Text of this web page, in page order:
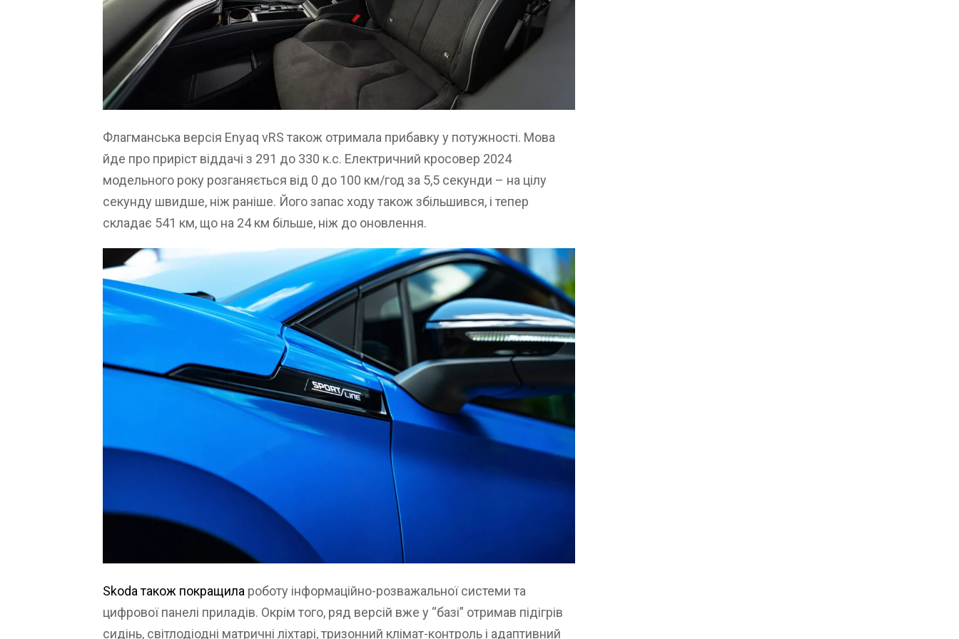
Флагманська версія Enyaq vRS також отримала прибавку у потужності. Мова
йде про приріст віддачі з 291 до 330 к.с. Електричний кросовер 2024
модельного року розганяється від 0 до 100 км/год за 5,5 секунди – на цілу
секунду швидше, ніж раніше. Його запас ходу також збільшився, і тепер
складає 541 км, що на 24 км більше, ніж до оновлення.
Skoda також покращила роботу інформаційно-розважальної системи та
цифрової панелі приладів. Окрім того, ряд версій вже у “базі” отримав підігрів
сидінь, світлодіодні матричні ліхтарі, тризонний клімат-контроль і адаптивний